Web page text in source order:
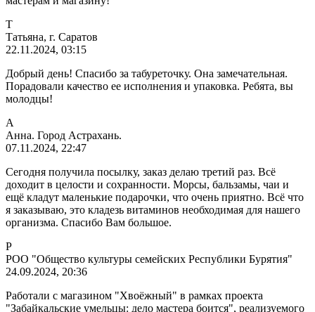
Т
Татьяна, г. Саратов
22.11.2024, 03:15
Добрый день! Спасибо за табуреточку. Она замечательная.
Порадовали качество ее исполнения и упаковка. Ребята, вы
молодцы!
А
Анна. Город Астрахань.
07.11.2024, 22:47
Сегодня получила посылку, заказ делаю третий раз. Всё
доходит в целости и сохранности. Морсы, бальзамы, чаи и
ещё кладут маленькие подарочки, что очень приятно. Всё что
я заказываю, это кладезь витаминов необходимая для нашего
организма. Спасибо Вам большое.
Р
РОО "Общество культуры семейских Республики Бурятия"
24.09.2024, 20:36
Работали с магазином "Хвоёжный" в рамках проекта
"Забайкальские умельцы: дело мастера боится", реализуемого